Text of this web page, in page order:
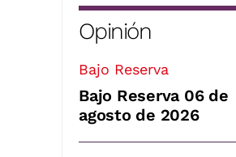
Opinión
Bajo Reserva
Bajo Reserva 06 de
agosto de 2026